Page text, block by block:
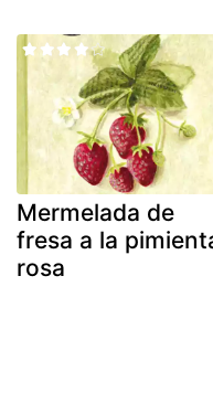
Mermelada de
fresa a la
rosa